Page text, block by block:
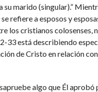
marido (singular).”
refiere a esposos y
los cristianos colosenses,
33 está describiendo
de Cristo en relación
algo que Él aprobó